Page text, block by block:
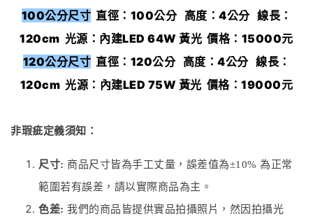
100公分尺寸 直徑：100公分 高度：4公分 線長：
120cm 光源：內建LED 64W 黃光 價格：15000元
120公分尺寸 直徑：120公分 高度：4公分 線長：
120cm 光源：內建LED 75W 黃光 價格：19000元
非瑕疵定義須知：
尺寸: 商品尺寸皆為手工丈量，誤差值為±10% 為正常
範圍若有誤差，請以實際商品為主。
色差: 我們的商品皆提供實品拍攝照片，然因拍攝光